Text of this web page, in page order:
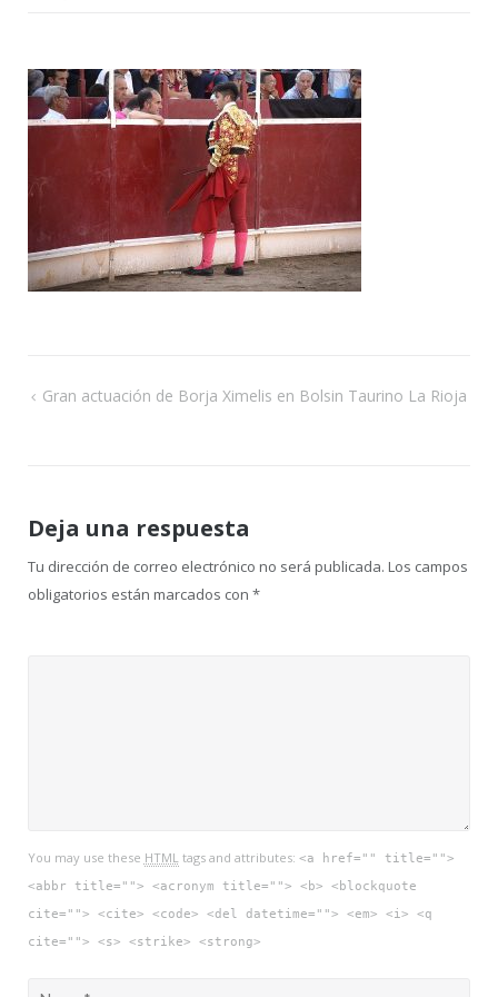
Navegación
Gran actuación de Borja Ximelis en Bolsin Taurino La Rioja
Deja una respuesta
Tu dirección de correo electrónico no será publicada. Los campos
obligatorios están marcados con *
You may use these HTMLtags and attributes: <a href="" title="">
<abbr title=""> <acronym title=""> <b> <blockquote
cite=""> <cite> <code> <del datetime=""> <em> <i> <q
cite=""> <s> <strike> <strong>